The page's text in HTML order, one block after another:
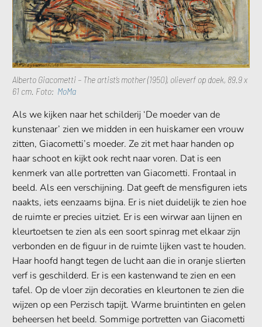
Alberto Giacometti – The artist’s mother (1950), olieverf op doek, 89.9 x
61 cm. Foto: MoMa
Als we kijken naar het schilderij ‘De moeder van de
kunstenaar’ zien we midden in een huiskamer een vrouw
zitten, Giacometti’s moeder. Ze zit met haar handen op
haar schoot en kijkt ook recht naar voren. Dat is een
kenmerk van alle portretten van Giacometti. Frontaal in
beeld. Als een verschijning. Dat geeft de mensfiguren iets
naakts, iets eenzaams bijna. Er is niet duidelijk te zien hoe
de ruimte er precies uitziet. Er is een wirwar aan lijnen en
kleurtoetsen te zien als een soort spinrag met elkaar zijn
verbonden en de figuur in de ruimte lijken vast te houden.
Haar hoofd hangt tegen de lucht aan die in oranje slierten
verf is geschilderd. Er is een kastenwand te zien en een
tafel. Op de vloer zijn decoraties en kleurtonen te zien die
wijzen op een Perzisch tapijt. Warme bruintinten en gelen
beheersen het beeld. Sommige portretten van Giacometti